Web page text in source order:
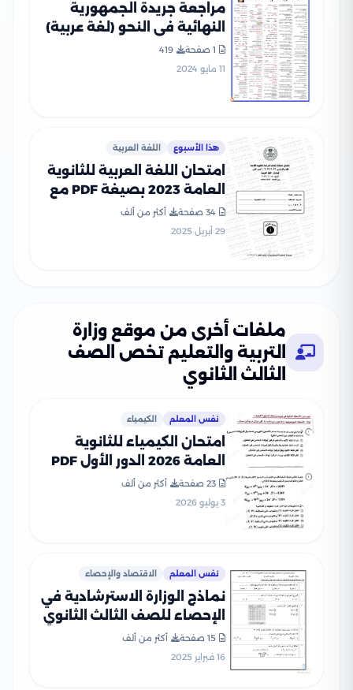
مراجعة جريدة الجمهورية
النهائية في النحو (لغة عربية)
للصف الثالث الثانوي
1 صفحة
419
11 مايو 2024
هذا الأسبوع اللغة العربية
امتحان اللغة العربية للثانوية
العامة 2023 بصيغة PDF مع
نموذج الإجابة
34 صفحة
أكثر من ألف
29 أبريل 2025
ملفات أخرى من موقع وزارة
التربية والتعليم تخص الصف
الثالث الثانوي
نفس المعلم الكيمياء
امتحان الكيمياء للثانوية
العامة 2026 الدور الأول PDF
لطلاب الصف الثالث الثانوي
23 صفحة
أكثر من ألف
3 يوليو 2026
نفس المعلم الاقتصاد والإحصاء
نماذج الوزارة الاسترشادية في
الإحصاء للصف الثالث الثانوي
فبراير 2025 بصيغة PDF
15 صفحة
أكثر من ألف
16 فبراير 2025